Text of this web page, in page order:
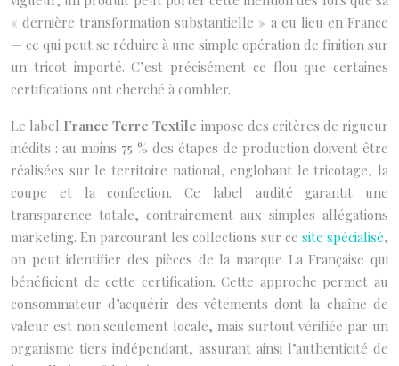
« dernière transformation substantielle » a eu lieu en France
— ce qui peut se réduire à une simple opération de finition sur
un tricot importé. C’est précisément ce flou que certaines
certifications ont cherché à combler.
Le label France Terre Textile impose des critères de rigueur
inédits : au moins 75 % des étapes de production doivent être
réalisées sur le territoire national, englobant le tricotage, la
coupe et la confection. Ce label audité garantit une
transparence totale, contrairement aux simples allégations
marketing. En parcourant les collections sur ce site spécialisé,
on peut identifier des pièces de la marque La Française qui
bénéficient de cette certification. Cette approche permet au
consommateur d’acquérir des vêtements dont la chaîne de
valeur est non seulement locale, mais surtout vérifiée par un
organisme tiers indépendant, assurant ainsi l’authenticité de